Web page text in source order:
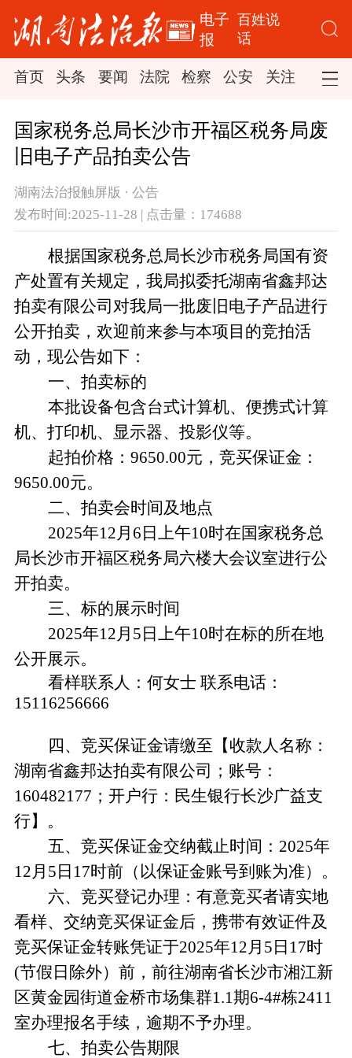
电子
报
百姓说
话
首页 头条 要闻 法院 检察 公安 关注 司法
国家税务总局长沙市开福区税务局废
旧电子产品拍卖公告
湖南法治报触屏版 · 公告
发布时间:2025-11-28 | 点击量：174688
根据国家税务总局长沙市税务局国有资
产处置有关规定，我局拟委托湖南省鑫邦达
拍卖有限公司对我局一批废旧电子产品进行
公开拍卖，欢迎前来参与本项目的竞拍活
动，现公告如下：
一、拍卖标的
本批设备包含台式计算机、便携式计算
机、打印机、显示器、投影仪等。
起拍价格： 9650.00元，竞买保证金：
9650.00元。
二、拍卖会时间及地点
2025年12月6日上午10时在国家税务总
局长沙市开福区税务局六楼大会议室进行公
开拍卖。
三、标的展示时间
2025年12月5日上午10时在标的所在地
公开展示。
看样联系人：何女士 联系电话：
15116256666
四、竞买保证金请缴至 【收款人名称：
湖南省鑫邦达拍卖有限公司 ；账号：
160482177；开户行： 民生银行长沙广益支
行】 。
五、竞买保证金交纳截止时间： 2025年
12月5日17时前（以保证金账号到账为准）。
六、竞买登记办理： 有意竞买者请实地
看样、交纳竞买保证金后，携带有效证件及
竞买保证金转账凭证于2025年12月5日17时
(节假日除外）前，前往湖南省长沙市湘江新
区黄金园街道金桥市场集群1.1期6-4#栋2411
室办理报名手续，逾期不予办理。
七、拍卖公告期限